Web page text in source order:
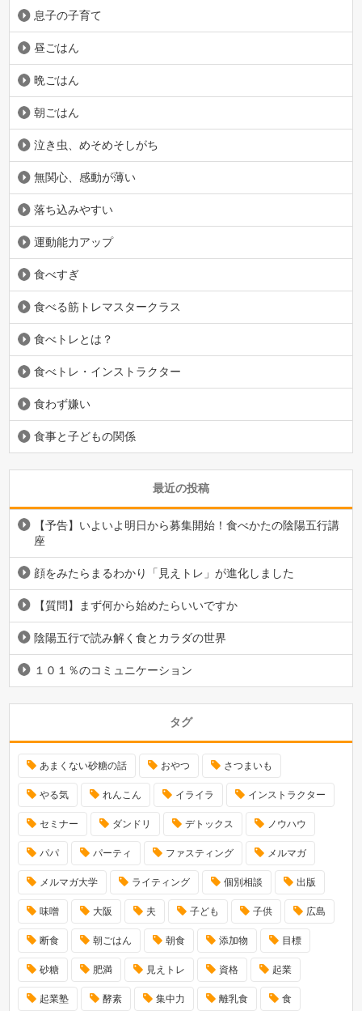
息子の子育て
昼ごはん
晩ごはん
朝ごはん
泣き虫、めそめそしがち
無関心、感動が薄い
落ち込みやすい
運動能力アップ
食べすぎ
食べる筋トレマスタークラス
食べトレとは？
食べトレ・インストラクター
食わず嫌い
食事と子どもの関係
最近の投稿
【予告】いよいよ明日から募集開始！食べかたの陰陽五行講
座
顔をみたらまるわかり「見えトレ」が進化しました
【質問】まず何から始めたらいいですか
陰陽五行で読み解く食とカラダの世界
１０１％のコミュニケーション
タグ
あまくない砂糖の話 おやつ さつまいも
やる気 れんこん イライラ インストラクター
セミナー ダンドリ デトックス ノウハウ
パパ パーティ ファスティング メルマガ
メルマガ大学 ライティング 個別相談 出版
味噌 大阪 夫 子ども 子供 広島
断食 朝ごはん 朝食 添加物 目標
砂糖 肥満 見えトレ 資格 起業
起業塾 酵素 集中力 離乳食 食